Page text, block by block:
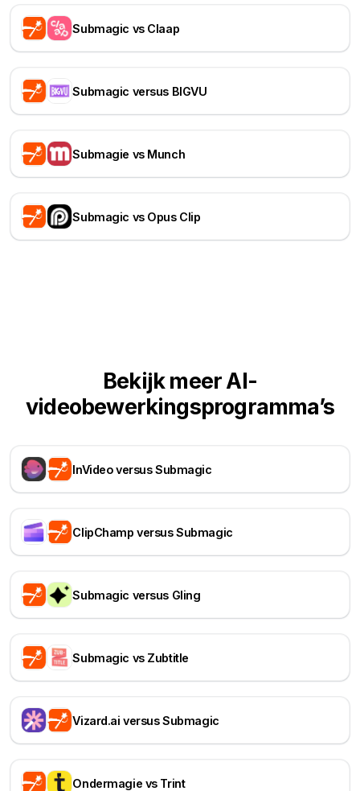
Submagic vs Claap
Submagic versus BIGVU
Submagie vs Munch
Submagic vs Opus Clip
Bekijk meer AI-
videobewerkingsprogramma’s
InVideo versus Submagic
ClipChamp versus Submagic
Submagic versus Gling
Submagic vs Zubtitle
Vizard.ai versus Submagic
Ondermagie vs Trint